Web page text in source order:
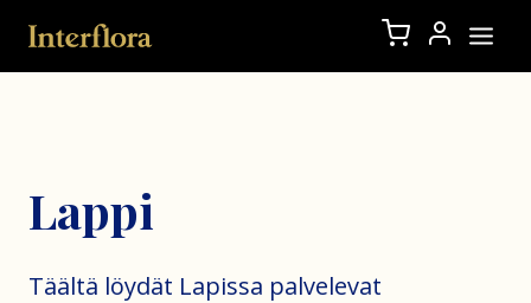
Lappi
Täältä löydät Lapissa palvelevat